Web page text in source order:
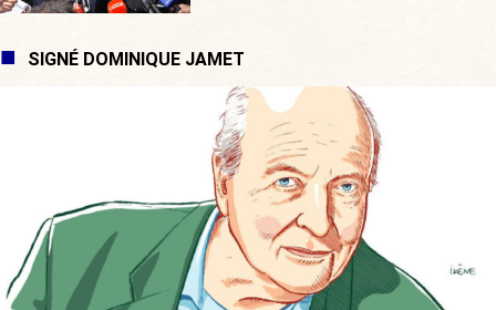
SIGNÉ DOMINIQUE JAMET